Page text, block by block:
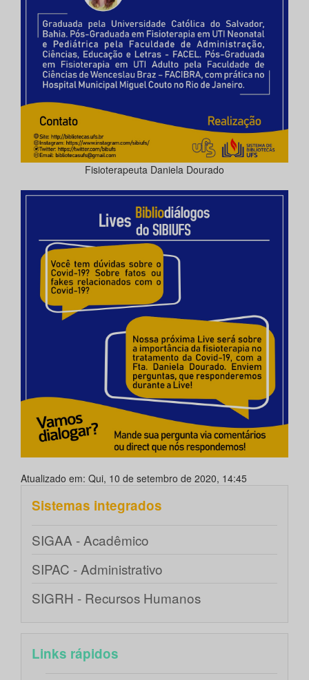
Fisioterapeuta Daniela Dourado
Atualizado em: Qui, 10 de setembro de 2020, 14:45
Sistemas integrados
SIGAA - Acadêmico
SIPAC - Administrativo
SIGRH - Recursos Humanos
Links rápidos